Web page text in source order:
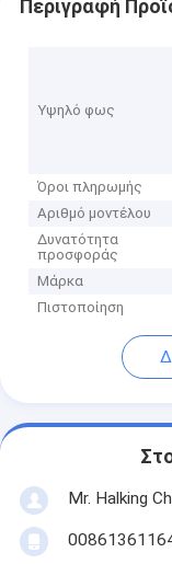
Περιγραφή
Υψηλό φως
Όροι πληρωμής
Αριθμό μοντέλου
Δυνατότητα
προσφοράς
Μάρκα
Πιστοποίηση
Mr. Halking